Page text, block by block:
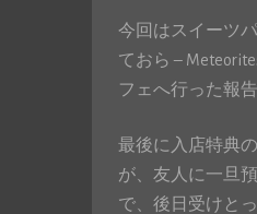
今回はスイーツ
ておら –
フェへ行った報
最後に入店特典
が、友人に一旦
で、後日受けと